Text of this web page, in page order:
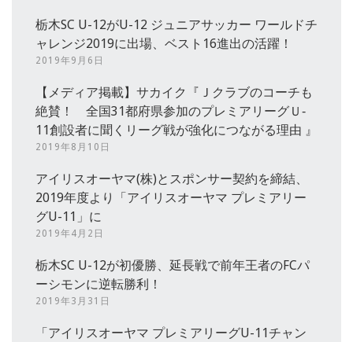
栃木SC U-12がU-12 ジュニアサッカー ワールドチ
ャレンジ2019に出場、ベスト16進出の活躍！
2019年9月6日
【メディア掲載】サカイク『Ｊクラブのコーチも
絶賛！ 全国31都府県参加のプレミアリーグＵ‐
11創設者に聞くリーグ戦が強化につながる理由 』
2019年8月10日
アイリスオーヤマ(株)とスポンサー契約を締結、
2019年度より「アイリスオーヤマ プレミアリー
グU-11」に
2019年4月2日
栃木SC U-12が初優勝、延長戦で前年王者のFCパ
ーシモンに逆転勝利！
2019年3月31日
「アイリスオーヤマ プレミアリーグU-11チャン